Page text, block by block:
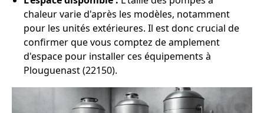
chaleur varie d'après les modèles, notamment
pour les unités extérieures. Il est donc crucial de
confirmer que vous comptez de amplement
d'espace pour installer ces équipements à
Plouguenast (22150).